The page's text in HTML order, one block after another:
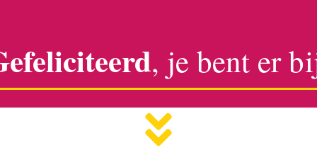
, je bent er